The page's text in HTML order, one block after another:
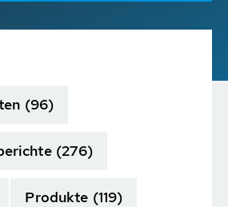
(96)
(276)
Produkte (119)